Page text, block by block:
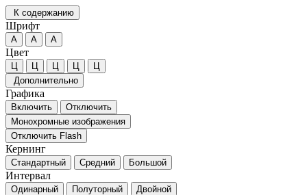
К содержанию
Шрифт
А А А
Цвет
Ц Ц Ц Ц
Ц
Дополнительно
Графика
Включить
Отключить
Монохромные изображения
Отключить Flash
Кернинг
Стандартный Средний Большой
Интервал
Одинарный Полуторный Двойной